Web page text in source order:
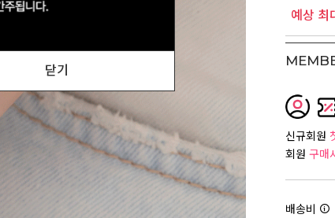
예상 최
신규회원
회원 구매
배송비
닫기